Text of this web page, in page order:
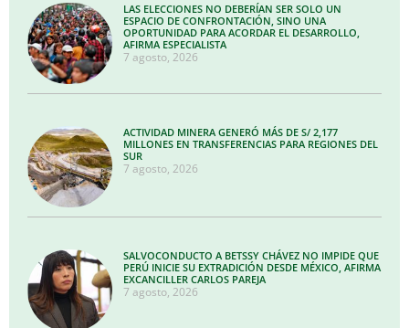
LAS ELECCIONES NO DEBERÍAN SER SOLO UN
ESPACIO DE CONFRONTACIÓN, SINO UNA
OPORTUNIDAD PARA ACORDAR EL DESARROLLO,
AFIRMA ESPECIALISTA
7 agosto, 2026
ACTIVIDAD MINERA GENERÓ MÁS DE S/ 2,177
MILLONES EN TRANSFERENCIAS PARA REGIONES DEL
SUR
7 agosto, 2026
SALVOCONDUCTO A BETSSY CHÁVEZ NO IMPIDE QUE
PERÚ INICIE SU EXTRADICIÓN DESDE MÉXICO, AFIRMA
EXCANCILLER CARLOS PAREJA
7 agosto, 2026